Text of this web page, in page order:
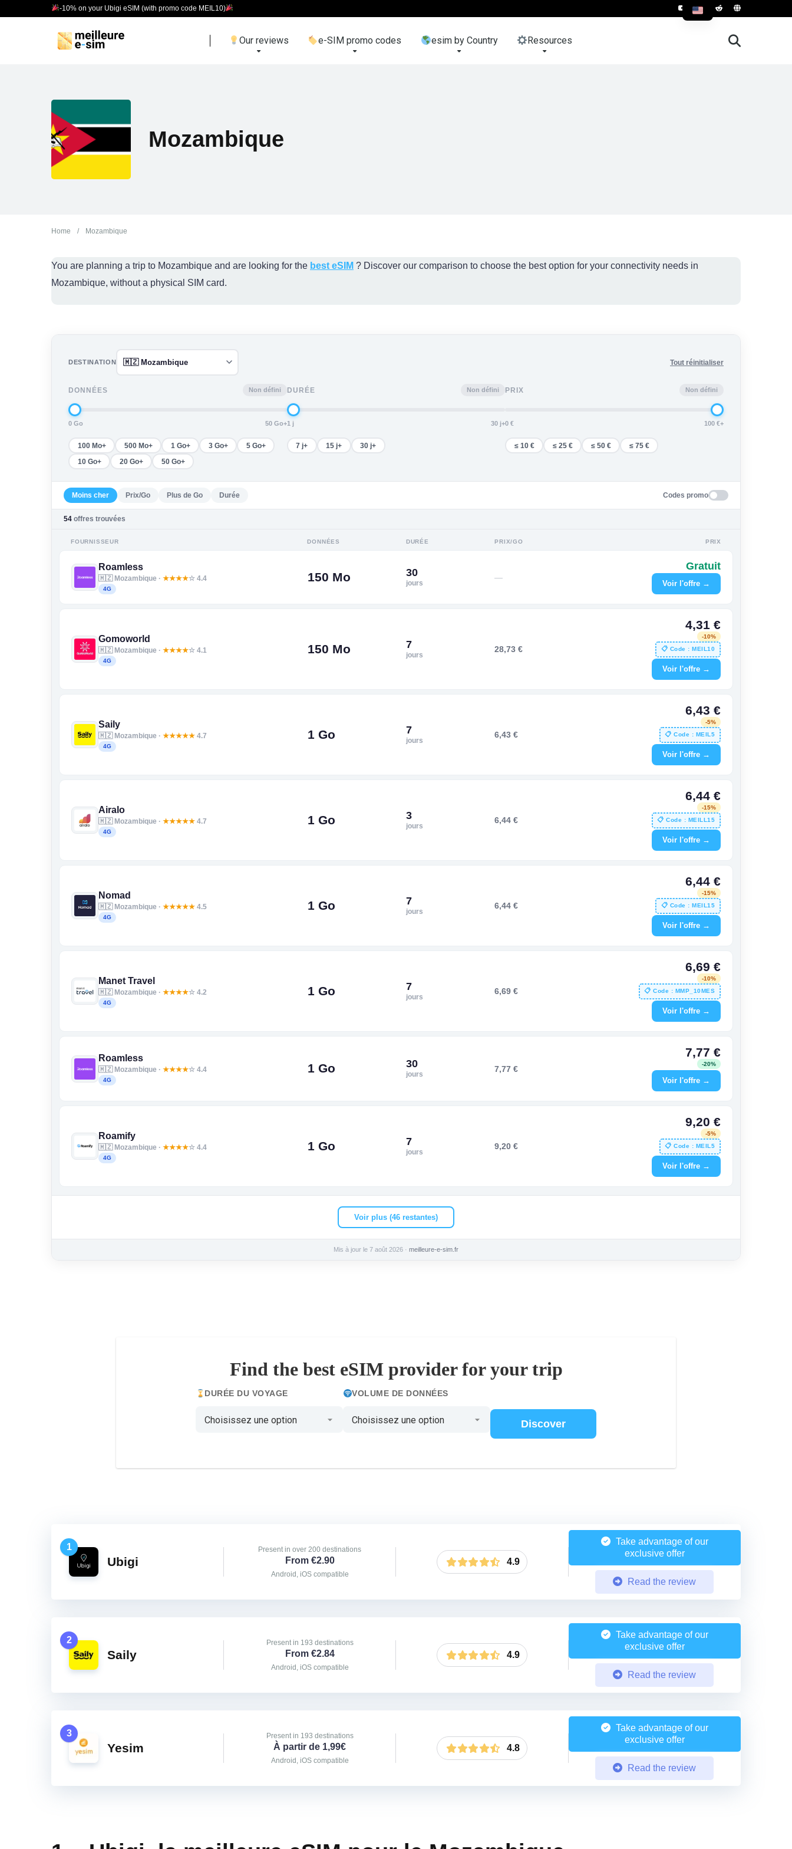
-10% on your Ubigi eSIM (with promo code MEIL10)
Our reviews e-SIM promo codes esim by Country Resources
Mozambique
Home / Mozambique
You are planning a trip to Mozambique and are looking for the best eSIM ? Discover our comparison to choose the best option for your connectivity needs in
Mozambique, without a physical SIM card.
DESTINATION Tout réinitialiser
DONNÉES Non défini
0 Go 50 Go+
100 Mo+ 500 Mo+ 1 Go+ 3 Go+ 5 Go+
10 Go+ 20 Go+ 50 Go+
DURÉE Non défini
1 j 30 j+
7 j+ 15 j+ 30 j+
PRIX Non défini
0 € 100 €+
≤ 10 € ≤ 25 € ≤ 50 € ≤ 75 €
Moins cher Prix/Go Plus de Go Durée Codes promo
54 offres trouvées
FOURNISSEUR DONNÉES DURÉE PRIX/GO PRIX
Roamless
🇲🇿 Mozambique · ★★★★☆ 4.4
4G
150 Mo 30
jours
—
Gratuit
Voir l'offre →
Gomoworld
🇲🇿 Mozambique · ★★★★☆ 4.1
4G
150 Mo 7
jours
28,73 €
4,31 €
-10%
📋 Code : MEIL10
Voir l'offre →
Saily
🇲🇿 Mozambique · ★★★★★ 4.7
4G
1 Go 7
jours
6,43 €
6,43 €
-5%
📋 Code : MEIL5
Voir l'offre →
Airalo
🇲🇿 Mozambique · ★★★★★ 4.7
4G
1 Go 3
jours
6,44 €
6,44 €
-15%
📋 Code : MEILL15
Voir l'offre →
Nomad
🇲🇿 Mozambique · ★★★★★ 4.5
4G
1 Go 7
jours
6,44 €
6,44 €
-15%
📋 Code : MEIL15
Voir l'offre →
Manet Travel
🇲🇿 Mozambique · ★★★★☆ 4.2
4G
1 Go 7
jours
6,69 €
6,69 €
-10%
📋 Code : MMP_10MES
Voir l'offre →
Roamless
🇲🇿 Mozambique · ★★★★☆ 4.4
4G
1 Go 30
jours
7,77 €
7,77 €
-20%
Voir l'offre →
Roamify
🇲🇿 Mozambique · ★★★★☆ 4.4
4G
1 Go 7
jours
9,20 €
9,20 €
-5%
📋 Code : MEIL5
Voir l'offre →
Voir plus (46 restantes)
Mis à jour le 7 août 2026 · meilleure-e-sim.fr
Find the best eSIM provider for your trip
DURÉE DU VOYAGE VOLUME DE DONNÉES
Discover
1
Ubigi
Present in over 200 destinations
From €2.90
Android, iOS compatible
4.9
Take advantage of our
exclusive offer
Read the review
2
Saily
Present in 193 destinations
From €2.84
Android, iOS compatible
4.9
Take advantage of our
exclusive offer
Read the review
3
Yesim
Present in 193 destinations
À partir de 1,99€
Android, iOS compatible
4.8
Take advantage of our
exclusive offer
Read the review